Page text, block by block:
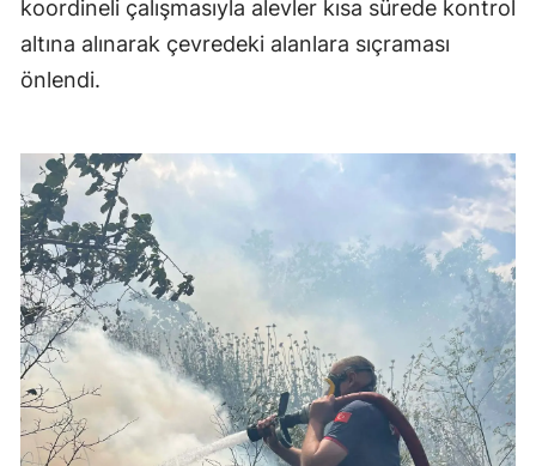
koordineli çalışmasıyla alevler kısa sürede kontrol
altına alınarak çevredeki alanlara sıçraması
önlendi.